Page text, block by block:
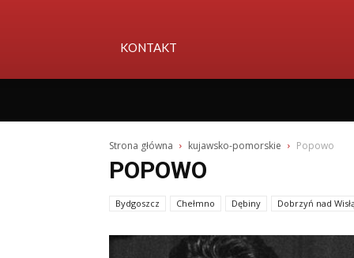
KONTAKT
Strona główna kujawsko-pomorskie Popowo
POPOWO
Bydgoszcz Chełmno Dębiny Dobrzyń nad